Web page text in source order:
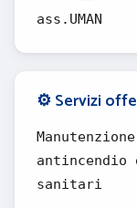
ass.UMAN
⚙️ Servizi
sanitari